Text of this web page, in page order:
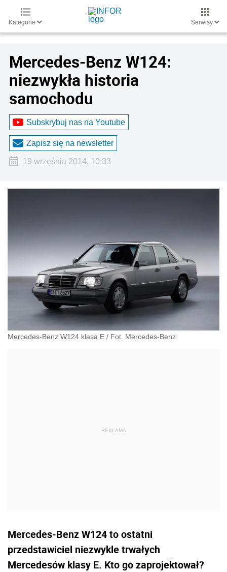
Kategorie Serwisy
Mercedes-Benz W124:
niezwykła historia
samochodu
Subskrybuj nas na Youtube
Zapisz się na newsletter
19 września 2014, 10:33
Mercedes-Benz W124 klasa E / Fot. Mercedes-Benz
Mercedes-Benz W124 to ostatni
przedstawiciel niezwykle trwałych
Mercedesów klasy E. Kto go zaprojektował?